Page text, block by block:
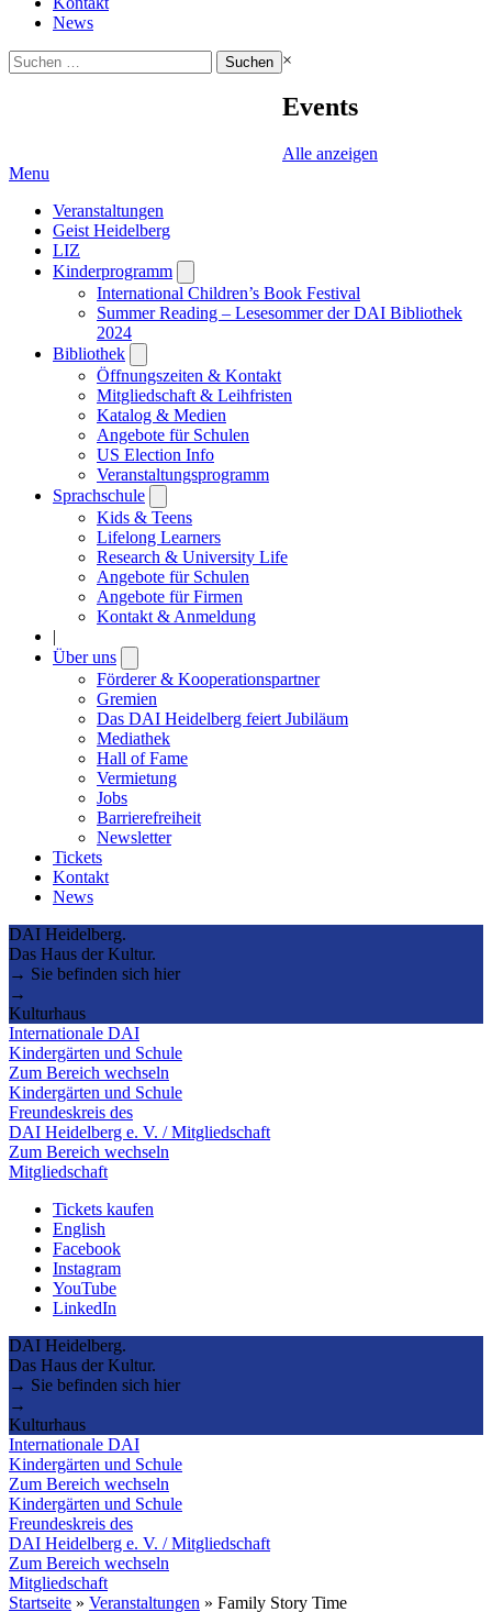
News
Suchen
nach:
×
Events
Alle anzeigen
Menu
Veranstaltungen
Geist Heidelberg
LIZ
Kinderprogramm
submenu
International Children’s Book Festival
Summer Reading – Lesesommer der DAI Bibliothek
2024
Bibliothek
submenu
Öffnungszeiten & Kontakt
Mitgliedschaft & Leihfristen
Katalog & Medien
Angebote für Schulen
US Election Info
Veranstaltungsprogramm
Sprachschule
submenu
Kids & Teens
Lifelong Learners
Research & University Life
Angebote für Schulen
Angebote für Firmen
Kontakt & Anmeldung
|
Über uns
submenu
Förderer & Kooperationspartner
Gremien
Das DAI Heidelberg feiert Jubiläum
Mediathek
Hall of Fame
Vermietung
Jobs
Barrierefreiheit
Newsletter
Tickets
Kontakt
News
DAI Heidelberg.
Das Haus der Kultur.
→ Sie befinden sich hier
→
Kulturhaus
Internationale DAI
Kindergärten und Schule
Zum Bereich wechseln
Kindergärten und Schule
Freundeskreis des
DAI Heidelberg e. V. / Mitgliedschaft
Zum Bereich wechseln
Mitgliedschaft
Tickets kaufen
English
Facebook
Instagram
YouTube
LinkedIn
DAI Heidelberg.
Das Haus der Kultur.
→ Sie befinden sich hier
→
Kulturhaus
Internationale DAI
Kindergärten und Schule
Zum Bereich wechseln
Kindergärten und Schule
Freundeskreis des
DAI Heidelberg e. V. / Mitgliedschaft
Zum Bereich wechseln
Mitgliedschaft
Startseite » Veranstaltungen » Family Story Time